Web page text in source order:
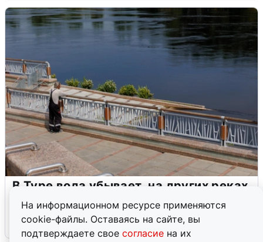
На информационном ресурсе применяются
cookie-файлы. Оставаясь на сайте, вы
подтверждаете свое согласие на их
В Туре вода убывает, на других реках
области прибывает
4 августа 0